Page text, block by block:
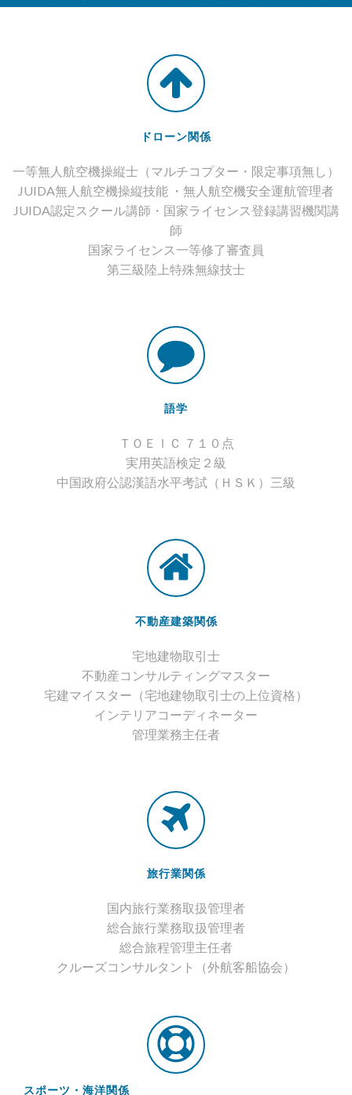
ドローン関係
一等無人航空機操縦士（マルチコプター・限定事項無し）
JUIDA無⼈航空機操縦技能 ・無⼈航空機安全運航管理者
JUIDA認定スクール講師・国家ライセンス登録講習機関講
師
国家ライセンス一等修了審査員
第三級陸上特殊無線技⼠
語学
ＴＯＥＩＣ ７１０点
実用英語検定２級
中国政府公認漢語水平考試（ＨＳＫ）三級
不動産建築関係
宅地建物取引士
不動産コンサルティングマスター
宅建マイスター（宅地建物取引士の上位資格）
インテリアコーディネーター
管理業務主任者
旅行業関係
国内旅行業務取扱管理者
総合旅行業務取扱管理者
総合旅程管理主任者
クルーズコンサルタント（外航客船協会）
スポーツ・海洋関係